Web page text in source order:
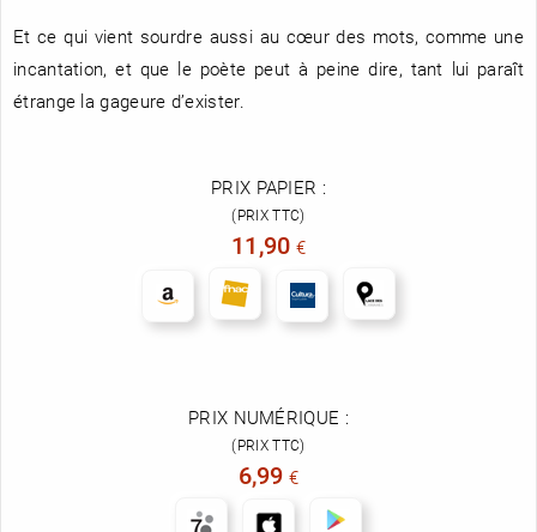
Et ce qui vient sourdre aussi au cœur des mots, comme une
incantation, et que le poète peut à peine dire, tant lui paraît
étrange la gageure d’exister.
PRIX PAPIER :
(PRIX TTC)
11,90 €
PRIX NUMÉRIQUE :
(PRIX TTC)
6,99 €